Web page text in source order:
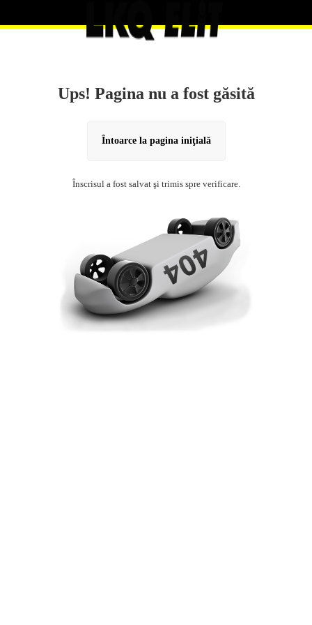
Ups! Pagina nu a fost găsită
Întoarce la pagina iniţială
Înscrisul a fost salvat şi trimis spre verificare.